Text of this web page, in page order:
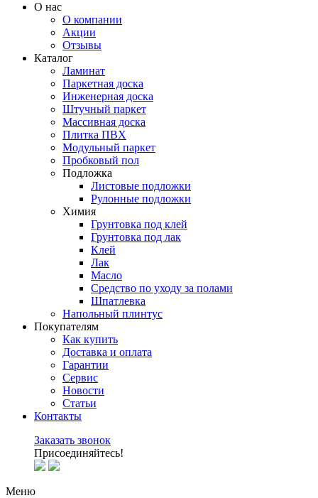
О нас
О компании
Акции
Отзывы
Каталог
Ламинат
Паркетная доска
Инженерная доска
Штучный паркет
Массивная доска
Плитка ПВХ
Модульный паркет
Пробковый пол
Подложка
Листовые подложки
Рулонные подложки
Химия
Грунтовка под клей
Грунтовка под лак
Клей
Лак
Масло
Средство по уходу за полами
Шпатлевка
Напольный плинтус
Покупателям
Как купить
Доставка и оплата
Гарантии
Сервис
Новости
Статьи
Контакты
Заказать звонок
Присоединяйтесь!
Меню